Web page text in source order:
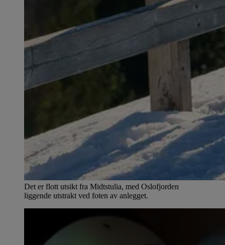
Det er flott utsikt fra Midtstulia, med Oslofjorden
liggende utstrakt ved foten av anlegget.